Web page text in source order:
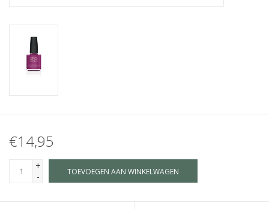
€14,95
+
-
TOEVOEGEN AAN WINKELWAGEN